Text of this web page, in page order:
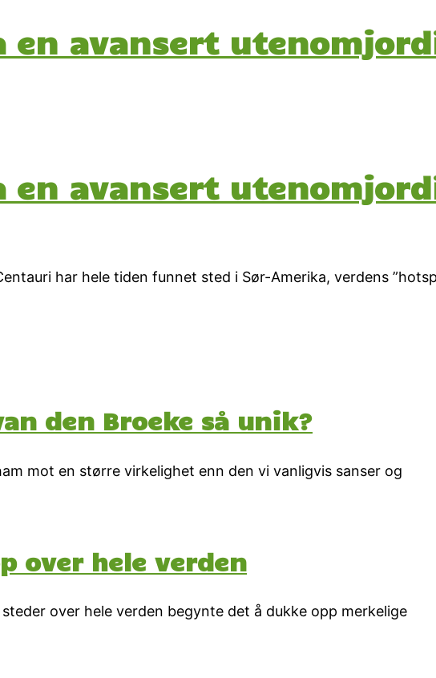
en avansert
en avansert
har hele tiden funnet sted i Sør-Amerika, verdens
den Broeke så unik?
mot en større virkelighet enn den vi vanligvis sanser og
over hele verden
over hele verden begynte det å dukke opp merkelige